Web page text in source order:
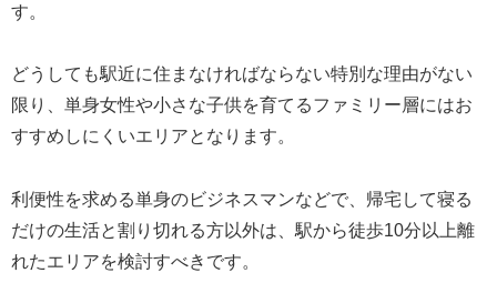
す。
どうしても駅近に住まなければならない特別な理由がない
限り、単身女性や小さな子供を育てるファミリー層にはお
すすめしにくいエリアとなります。
利便性を求める単身のビジネスマンなどで、帰宅して寝る
だけの生活と割り切れる方以外は、駅から徒歩10分以上離
れたエリアを検討すべきです。